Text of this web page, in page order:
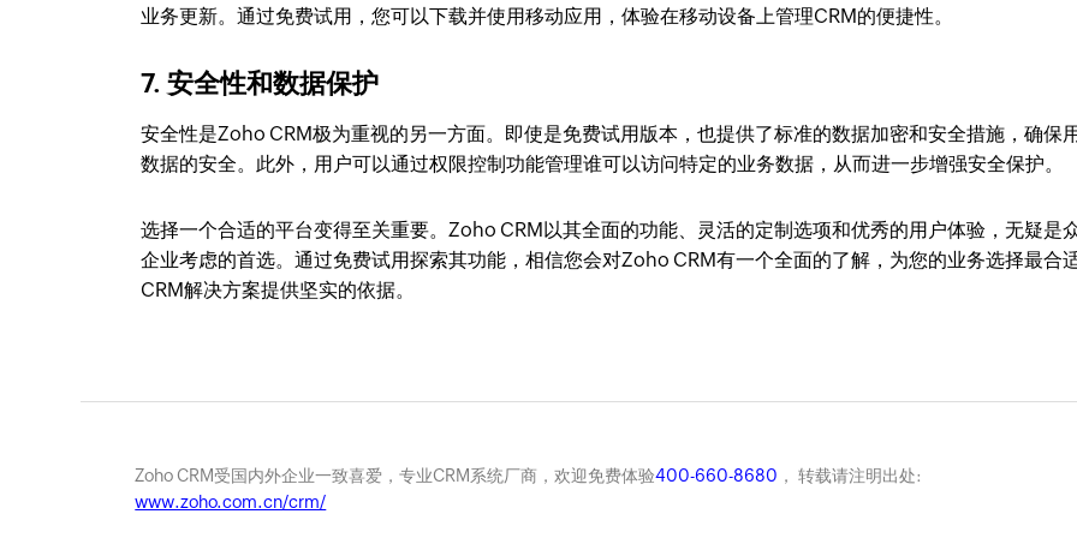
业务更新。通过免费试用，您可以下载并使用移动应用，体验在移动设备上管理CRM的便捷性。
7. 安全性和数据保护
安全性是Zoho CRM极为重视的另一方面。即使是免费试用版本，也提供了标准的数据加密和安全措施，确保
数据的安全。此外，用户可以通过权限控制功能管理谁可以访问特定的业务数据，从而进一步增强安全保护。
选择一个合适的平台变得至关重要。Zoho CRM以其全面的功能、灵活的定制选项和优秀的用户体验，无疑是
企业考虑的首选。通过免费试用探索其功能，相信您会对Zoho CRM有一个全面的了解，为您的业务选择最合
CRM解决方案提供坚实的依据。
Zoho CRM受国内外企业一致喜爱，专业CRM系统厂商，欢迎免费体验400-660-8680 ， 转载请注明出处:
www.zoho.com.cn/crm/